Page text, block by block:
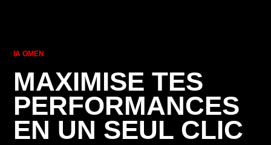
IA OMEN
MAXIMISE TES
PERFORMANCES
EN UN SEUL CLIC